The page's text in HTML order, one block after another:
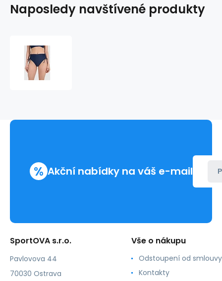
Naposledy navštívené produkty
% Akční nabídky na váš e-mail
SportOVA s.r.o.
Pavlovova 44
70030 Ostrava
Vše o nákupu
Odstoupení od smlouvy
Kontakty